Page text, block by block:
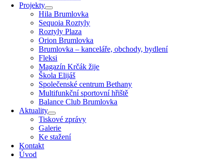
Projekty
Hila Brumlovka
Sequoia Roztyly
Roztyly Plaza
Orion Brumlovka
Brumlovka – kanceláře, obchody, bydlení
Fleksi
Magazín Krčák žije
Škola Elijáš
Společenské centrum Bethany
Multifunkční sportovní hřiště
Balance Club Brumlovka
Aktuality
Tiskové zprávy
Galerie
Ke stažení
Kontakt
Úvod